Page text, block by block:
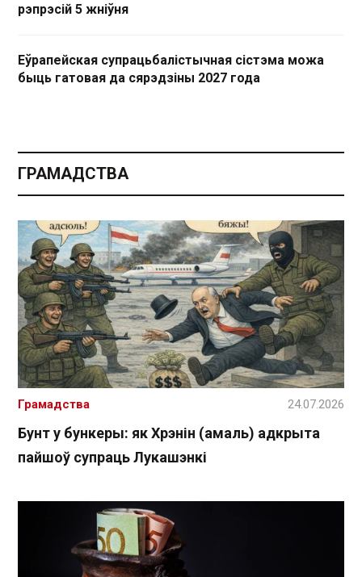
рэпрэсій 5 жніўня
Еўрапейская супрацьбалістычная сістэма можа
быць гатовая да сярэдзіны 2027 года
ГРАМАДСТВА
Бунт у бункеры: як Хрэнін (амаль) адкрыта
пайшоў супраць Лукашэнкі
Грамадства 24.07.2026